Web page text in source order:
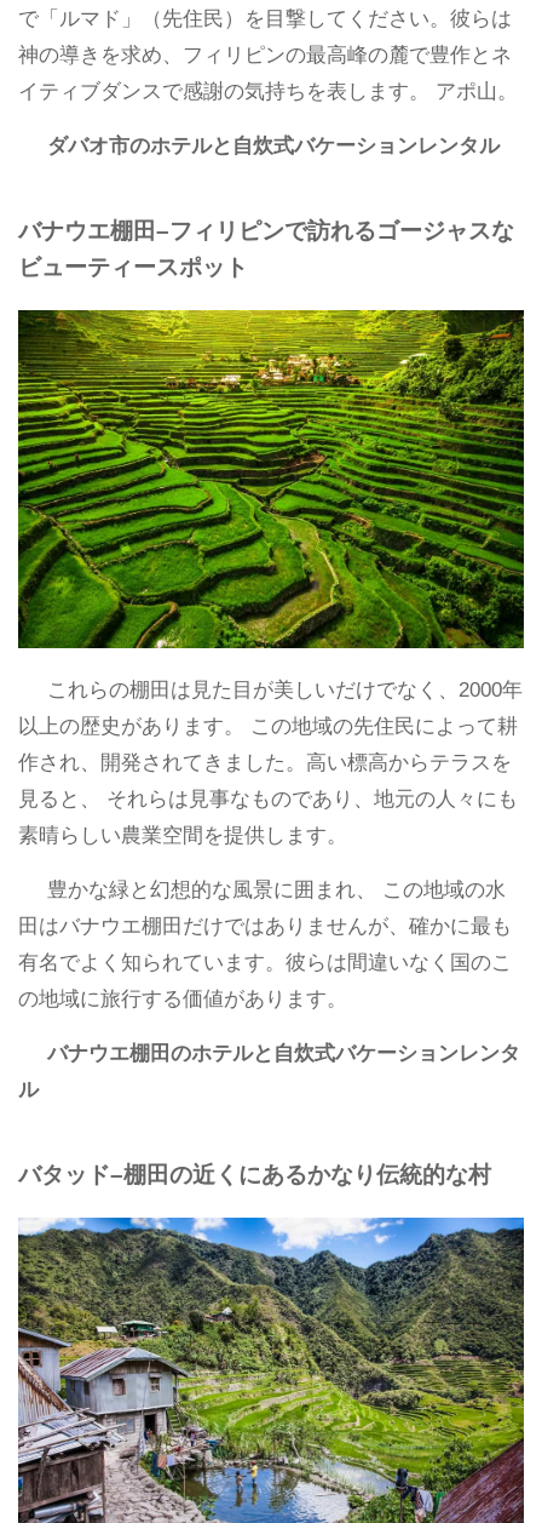
で「ルマド」（先住民）を目撃してください。彼らは
神の導きを求め、フィリピンの最高峰の麓で豊作とネ
イティブダンスで感謝の気持ちを表します。 アポ山。
ダバオ市のホテルと自炊式バケーションレンタル
バナウエ棚田–フィリピンで訪れるゴージャスな
ビューティースポット
これらの棚田は見た目が美しいだけでなく、2000年
以上の歴史があります。 この地域の先住民によって耕
作され、開発されてきました。高い標高からテラスを
見ると、 それらは見事なものであり、地元の人々にも
素晴らしい農業空間を提供します。
豊かな緑と幻想的な風景に囲まれ、 この地域の水
田はバナウエ棚田だけではありませんが、確かに最も
有名でよく知られています。彼らは間違いなく国のこ
の地域に旅行する価値があります。
バナウエ棚田のホテルと自炊式バケーションレンタ
ル
バタッド–棚田の近くにあるかなり伝統的な村